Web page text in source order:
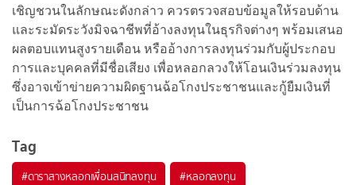
เชิญชวนในลักษณะดังกล่าว ควรตรวจสอบข้อมูลให้รอบด้าน
และระมัดระวังมิจฉาชีพที่อ้างลงทุนในธุรกิจต่างๆ พร้อมเสนอ
ผลตอบแทนสูงรายเดือน หรืออ้างการลงทุนร่วมกับผู้ประกอบ
การและบุคคลที่มีชื่อเสียง เพื่อหลอกลวงให้โอนเงินร่วมลงทุน
ซึ่งอาจเข้าข่ายความผิดฐานฉ้อโกงประชาชนและกู้ยืมเงินที่
เป็นการฉ้อโกงประชาชน
Tag
#ดาราสางหลอกเพื่อนสนิทลงทุน #หลอกลงทุน